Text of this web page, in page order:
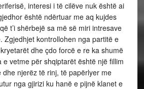
interesi i të cilëve nuk është ai
është ndërtuar me aq kujdes
t’i shërbejë sa më së miri intresave
Zgjedhjet kontrollohen nga partitë e
dhe çdo forcë e re ka shumë
e vetme për shqiptarët është një fillim
njerëz të rinj, të papërlyer me
nga gjirizi ku hanë e pijnë klanet e